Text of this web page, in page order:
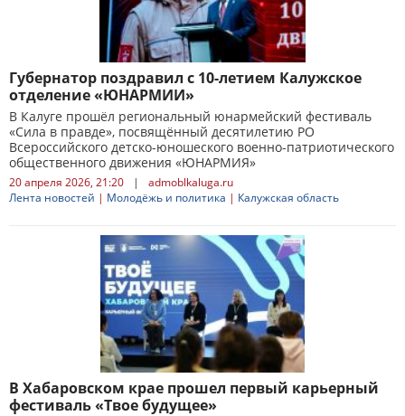
Губернатор поздравил с 10-летием Калужское
отделение «ЮНАРМИИ»
В Калуге прошёл региональный юнармейский фестиваль
«Сила в правде», посвящённый десятилетию РО
Всероссийского детско-юношеского военно-патриотического
общественного движения «ЮНАРМИЯ»
20 апреля 2026, 21:20 |
admoblkaluga.ru
Лента новостей | Молодёжь и политика | Калужская область
В Хабаровском крае прошел первый карьерный
фестиваль «Твое будущее»